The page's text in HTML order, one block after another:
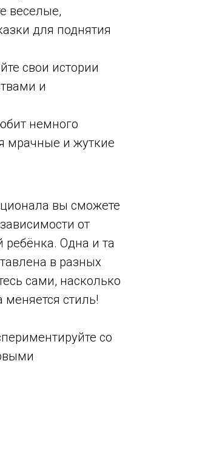
веселые,
для поднятия
свои истории
и
немного
мрачные и жуткие
вы сможете
от
ребёнка. Одна и та
в разных
сами, насколько
стиль!
со